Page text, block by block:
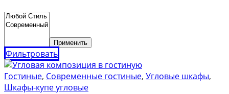
Применить
Фильтровать
Гостиные, Современные гостиные, Угловые шкафы,
Шкафы-купе угловые